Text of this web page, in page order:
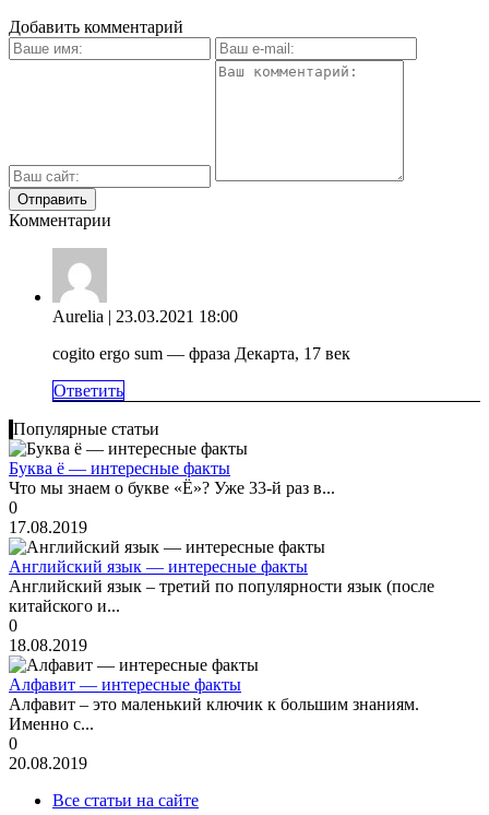
Добавить комментарий
Комментарии
Aurelia | 23.03.2021 18:00
cogito ergo sum — фраза Декарта, 17 век
Ответить
Популярные статьи
Буква ё — интересные факты
Что мы знаем о букве «Ё»? Уже 33-й раз в...
0
17.08.2019
Английский язык — интересные факты
Английский язык – третий по популярности язык (после
китайского и...
0
18.08.2019
Алфавит — интересные факты
Алфавит – это маленький ключик к большим знаниям.
Именно с...
0
20.08.2019
Все статьи на сайте